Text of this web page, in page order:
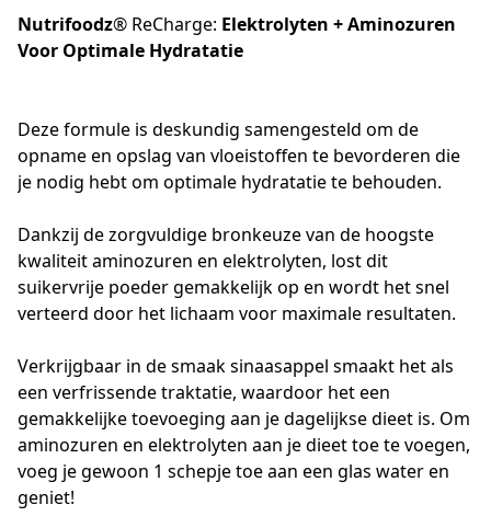
Nutrifoodz® ReCharge: Elektrolyten + Aminozuren
Voor Optimale Hydratatie
Deze formule is deskundig samengesteld om de
opname en opslag van vloeistoffen te bevorderen die
je nodig hebt om optimale hydratatie te behouden.
Dankzij de zorgvuldige bronkeuze van de hoogste
kwaliteit aminozuren en elektrolyten, lost dit
suikervrije poeder gemakkelijk op en wordt het snel
verteerd door het lichaam voor maximale resultaten.
Verkrijgbaar in de smaak sinaasappel smaakt het als
een verfrissende traktatie, waardoor het een
gemakkelijke toevoeging aan je dagelijkse dieet is. Om
aminozuren en elektrolyten aan je dieet toe te voegen,
voeg je gewoon 1 schepje toe aan een glas water en
geniet!